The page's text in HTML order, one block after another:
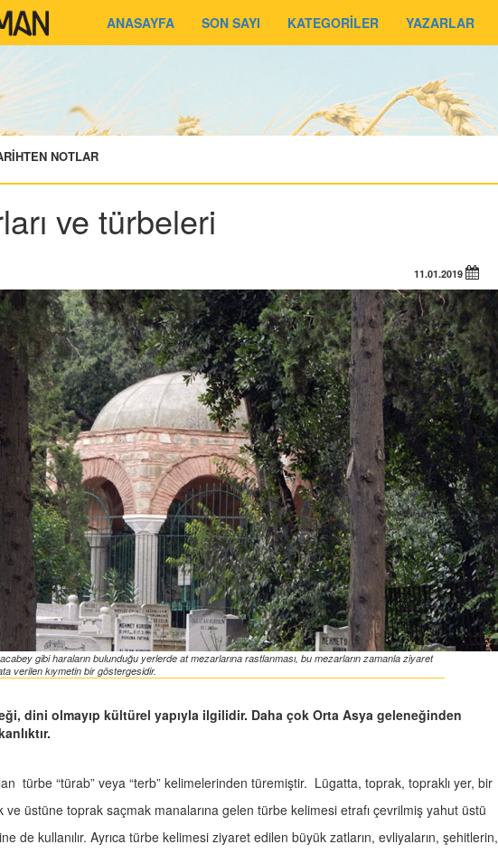
ANASAYFA SON SAYI KATEGORİLER YAZARLAR
NOTLAR
ve türbeleri
11.01.2019
gibi haraların bulunduğu yerlerde at mezarlarına rastlanması, bu mezarların zamanla ziyaret
verilen kıymetin bir göstergesidir.
dini olmayıp kültürel yapıyla ilgilidir. Daha çok Orta Asya geleneğinden
türbe “türab” veya “terb” kelimelerinden türemiştir. Lügatta, toprak, topraklı yer, bir
üstüne toprak saçmak manalarına gelen türbe kelimesi etrafı çevrilmiş yahut üstü
de kullanılır. Ayrıca türbe kelimesi ziyaret edilen büyük zatların, evliyaların, şehitlerin,